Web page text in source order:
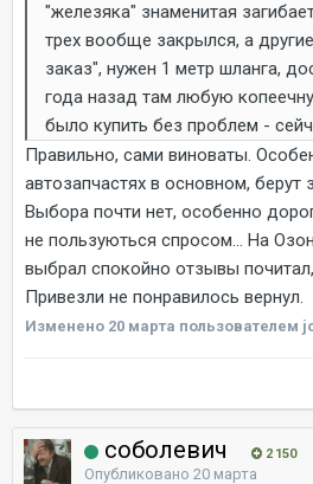
"железяка" знаменитая
трех вообще закрылся, а
заказ", нужен 1 метр шланга,
года назад там любую
было купить без проблем -
Правильно, сами виноваты.
автозапчастях в основном, берут
Выбора почти нет, особенно
не пользуються спросом... На
выбрал спокойно отзывы почитал,
Привезли не понравилось вернул.
Изменено 20 марта пользователем
соболевич 2 150
Опубликовано 20 марта